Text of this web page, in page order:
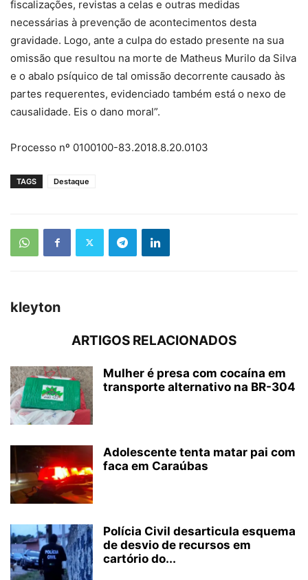
fiscalizações, revistas a celas e outras medidas
necessárias à prevenção de acontecimentos desta
gravidade. Logo, ante a culpa do estado presente na sua
omissão que resultou na morte de Matheus Murilo da Silva
e o abalo psíquico de tal omissão decorrente causado às
partes requerentes, evidenciado também está o nexo de
causalidade. Eis o dano moral”.
Processo nº 0100100-83.2018.8.20.0103
TAGS Destaque
kleyton
ARTIGOS RELACIONADOS
Mulher é presa com cocaína em
transporte alternativo na BR-304
Adolescente tenta matar pai com
faca em Caraúbas
Polícia Civil desarticula esquema
de desvio de recursos em
cartório do...